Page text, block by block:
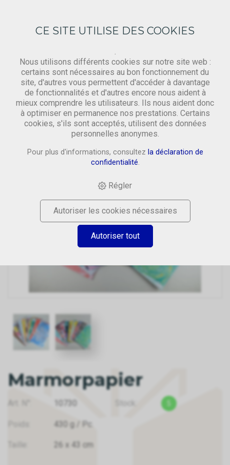
Papier & Karton
HOME › SHOP › MATERIAL › PAPIER & KARTON ›
Marmorpapier
430 g / Pc.
26 x 43 cm
CE SITE UTILISE DES COOKIES
.
Nous utilisons différents cookies sur notre site web :
certains sont nécessaires au bon fonctionnement du
site, d'autres vous permettent d'accéder à davantage
de fonctionnalités et d'autres encore nous aident à
mieux comprendre les utilisateurs. Ils nous aident donc
à optimiser en permanence nos prestations. Certains
cookies, s'ils sont acceptés, utilisent des données
personnelles anonymes.
Pour plus d'informations, consultez la déclaration de
confidentialité.
Régler
Autoriser les cookies nécessaires
Autoriser tout